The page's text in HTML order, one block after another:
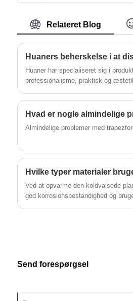
stemplingsdele. Vi
producere de
venligst med tillid
erfaring med
skabelse og nye
Relateret Blog
Huaners beherskelse i at
Huaner har specialiseret sig i
professionalisme, praktisk og
Almindelige problemer med
Hvilke typer materialer
Ved at opvarme den koldvalsede
god korrosionsbestandighed og
Send forespørgsel